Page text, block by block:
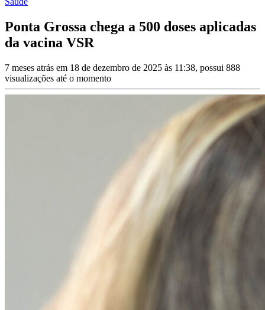
Ponta Grossa chega a 500 doses aplicadas
da vacina VSR
7 meses atrás em 18 de dezembro de 2025 às 11:38, possui 888
visualizações até o momento